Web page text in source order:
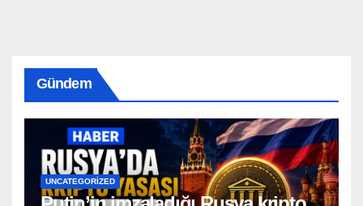
Gündem
UNCATEGORIZED